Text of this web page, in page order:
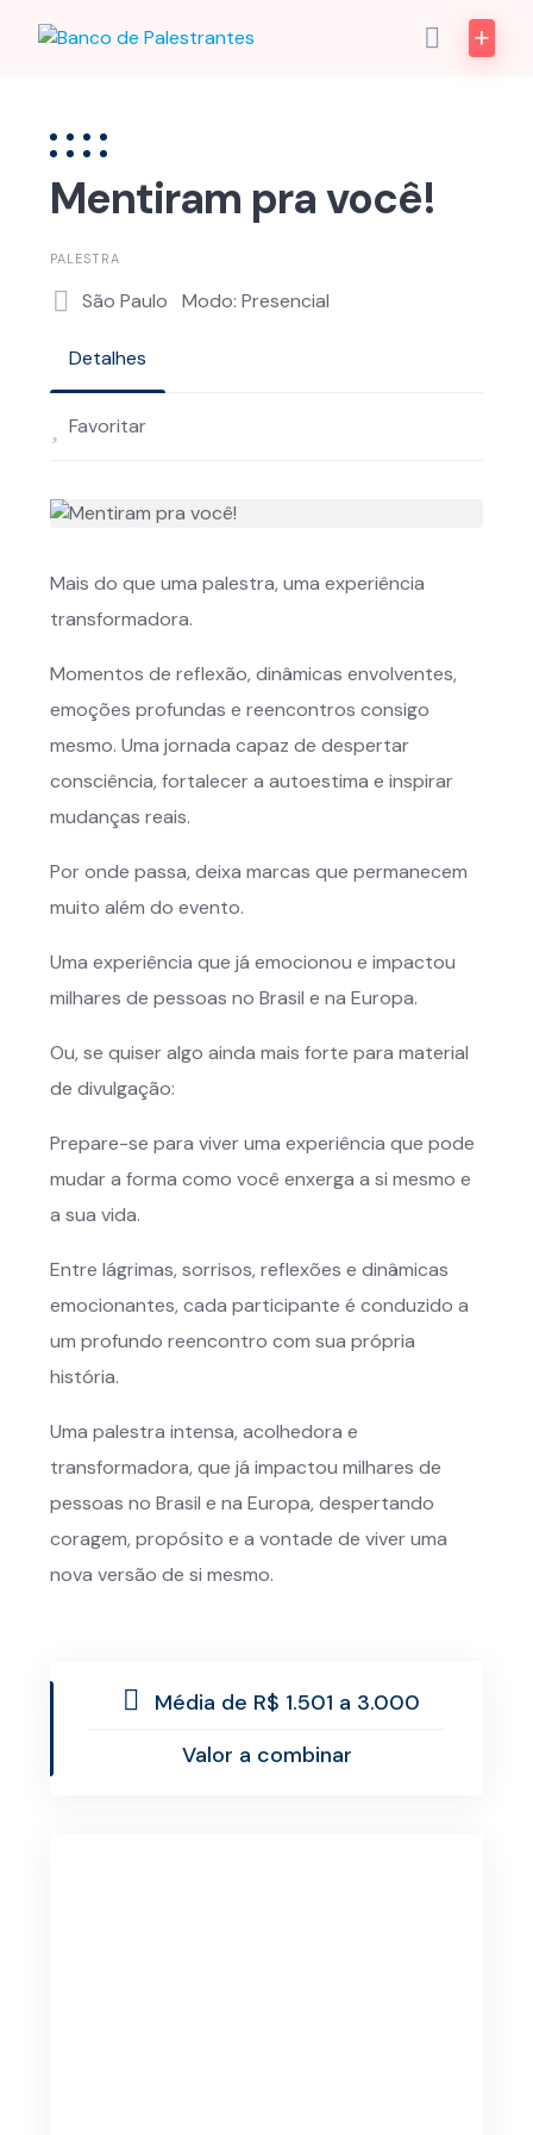
Mentiram pra você!
PALESTRA
São Paulo Modo: Presencial
Detalhes
Favoritar
Mais do que uma palestra, uma experiência
transformadora.
Momentos de reflexão, dinâmicas envolventes,
emoções profundas e reencontros consigo
mesmo. Uma jornada capaz de despertar
consciência, fortalecer a autoestima e inspirar
mudanças reais.
Por onde passa, deixa marcas que permanecem
muito além do evento.
Uma experiência que já emocionou e impactou
milhares de pessoas no Brasil e na Europa.
Ou, se quiser algo ainda mais forte para material
de divulgação:
Prepare-se para viver uma experiência que pode
mudar a forma como você enxerga a si mesmo e
a sua vida.
Entre lágrimas, sorrisos, reflexões e dinâmicas
emocionantes, cada participante é conduzido a
um profundo reencontro com sua própria
história.
Uma palestra intensa, acolhedora e
transformadora, que já impactou milhares de
pessoas no Brasil e na Europa, despertando
coragem, propósito e a vontade de viver uma
nova versão de si mesmo.
Média de R$ 1.501 a 3.000
Valor a combinar